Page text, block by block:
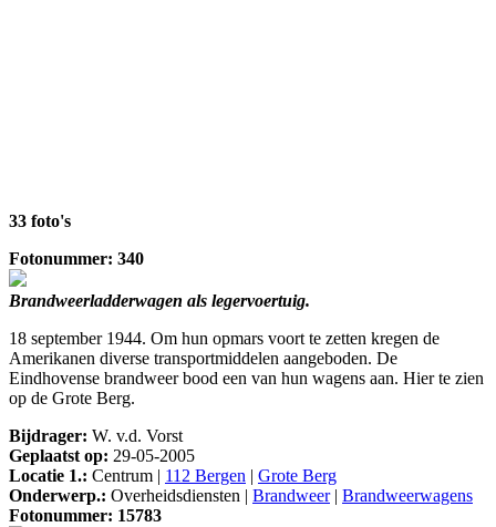
33 foto's
Fotonummer: 340
Brandweerladderwagen als legervoertuig.
18 september 1944. Om hun opmars voort te zetten kregen de
Amerikanen diverse transportmiddelen aangeboden. De
Eindhovense brandweer bood een van hun wagens aan. Hier te zien
op de Grote Berg.
Bijdrager: W. v.d. Vorst
Geplaatst op: 29-05-2005
Locatie 1.: Centrum | 112 Bergen | Grote Berg
Onderwerp.: Overheidsdiensten | Brandweer| Brandweerwagens
Fotonummer: 15783